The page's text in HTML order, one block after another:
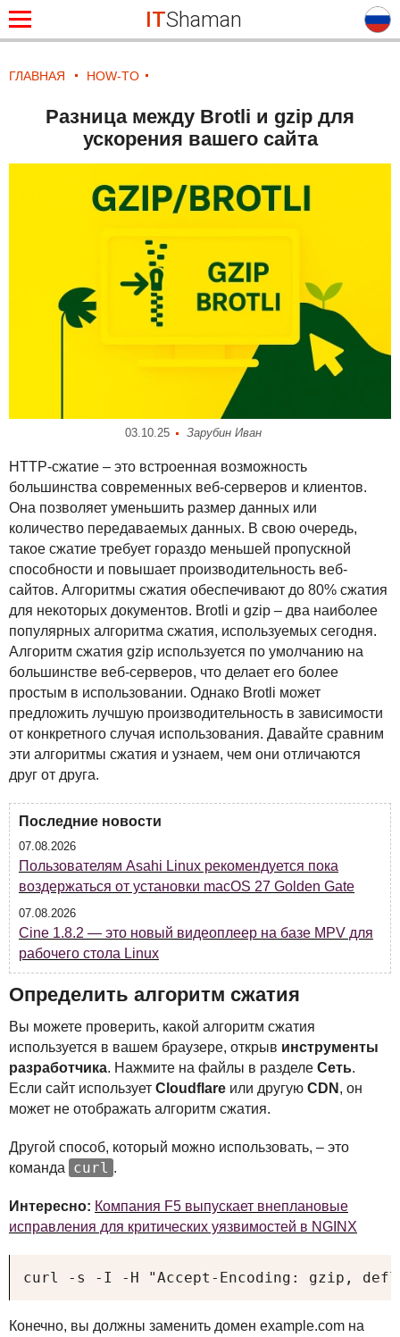
ITShaman
ГЛАВНАЯ HOW-TO
Разница между Brotli и gzip для
ускорения вашего сайта
03.10.25 Зарубин Иван
HTTP-сжатие – это встроенная возможность
большинства современных веб-серверов и клиентов.
Она позволяет уменьшить размер данных или
количество передаваемых данных. В свою очередь,
такое сжатие требует гораздо меньшей пропускной
способности и повышает производительность веб-
сайтов. Алгоритмы сжатия обеспечивают до 80% сжатия
для некоторых документов. Brotli и gzip – два наиболее
популярных алгоритма сжатия, используемых сегодня.
Алгоритм сжатия gzip используется по умолчанию на
большинстве веб-серверов, что делает его более
простым в использовании. Однако Brotli может
предложить лучшую производительность в зависимости
от конкретного случая использования. Давайте сравним
эти алгоритмы сжатия и узнаем, чем они отличаются
друг от друга.
Последние новости
07.08.2026
Пользователям Asahi Linux рекомендуется пока
воздержаться от установки macOS 27 Golden Gate
07.08.2026
Cine 1.8.2 — это новый видеоплеер на базе MPV для
рабочего стола Linux
Определить алгоритм сжатия
Вы можете проверить, какой алгоритм сжатия
используется в вашем браузере, открыв инструменты
разработчика. Нажмите на файлы в разделе Сеть.
Если сайт использует Cloudflare или другую CDN , он
может не отображать алгоритм сжатия.
Другой способ, который можно использовать, – это
команда
curl .
Интересно: Компания F5 выпускает внеплановые
исправления для критических уязвимостей в NGINX
curl -s -I -H "Accept-Encoding: gzip,
Конечно, вы должны заменить домен example.com на